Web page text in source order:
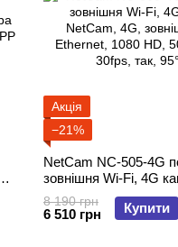
Акція
−21%
NetCam NC-505-4G поворотна
зовнішня Wi-Fi, 4G
8 190 грн
6 510 грн Купити